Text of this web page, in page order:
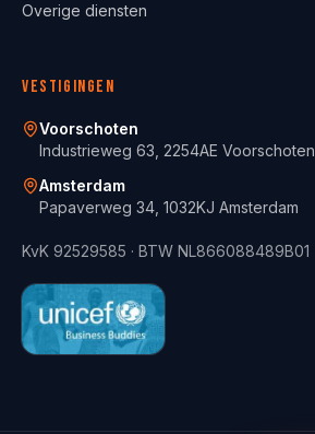
Overige diensten
Vestigingen
Voorschoten
Industrieweg 63, 2254AE Voorschoten
Amsterdam
Papaverweg 34, 1032KJ Amsterdam
KvK 92529585 · BTW NL866088489B01